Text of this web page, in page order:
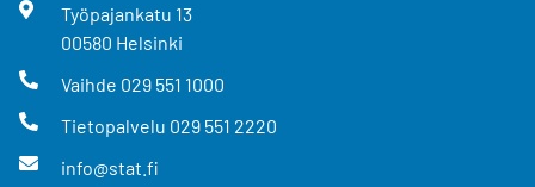
Työpajankatu 13
00580 Helsinki
Vaihde 029 551 1000
Tietopalvelu 029 551 2220
info@stat.fi